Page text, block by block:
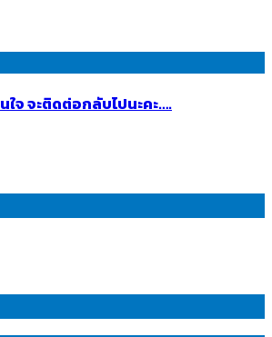
จ จะติดต่อกลับไปนะคะ….